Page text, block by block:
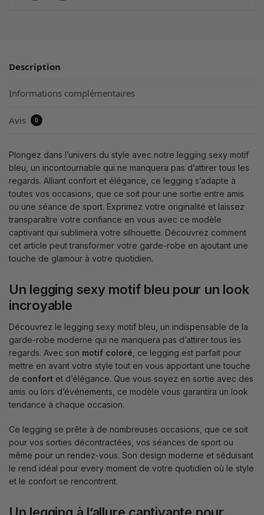
Description
Informations complémentaires
Avis 0
Plongez dans l’univers du style avec notre legging sexy motif
bleu, un incontournable qui ne manquera pas d’attirer tous les
regards. Alliant confort et élégance, ce legging s’adapte à
toutes vos occasions, que ce soit pour une sortie entre amis
ou une séance de sport. Exprimez votre originalité et laissez
transparaître votre confiance en vous avec ce modèle
captivant qui sublimera votre silhouette. Découvrez comment
cet article peut transformer votre garde-robe en ajoutant une
touche de glamour à votre quotidien.
Un legging sexy motif bleu pour un look
incroyable
Découvrez le legging sexy motif bleu, un indispensable de la
garde-robe moderne qui ne manquera pas d’attirer tous les
regards. Avec son motif coloré, ce legging est parfait pour
mettre en avant votre style tout en vous apportant une touche
de confort et d’élégance. Que vous soyez en sortie avec des
amis ou lors d’événements, ce modèle vous garantira un look
tendance à chaque occasion.
Ce legging se prête à de nombreuses occasions, que ce soit
pour vos sorties décontractées, vos séances de sport ou
même pour un rendez-vous. Son design moderne et séduisant
le rend idéal pour every moment de votre quotidien où le style
et le confort se rencontrent.